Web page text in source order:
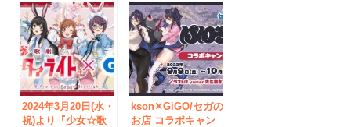
超学生～開催のお知
らせ
Season開催のお知
らせ
2024年3月20日(水・
祝)より『少女☆歌
kson✕GiGO/セガの
お店 コラボキャン